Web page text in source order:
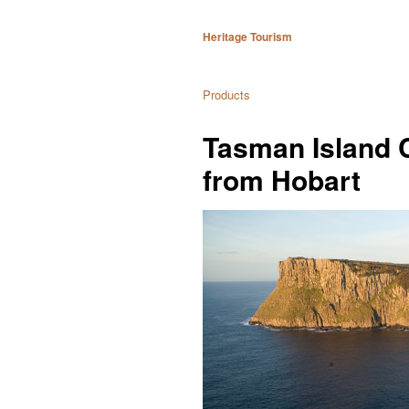
Heritage Tourism
Products
Tasman Island
from Hobart